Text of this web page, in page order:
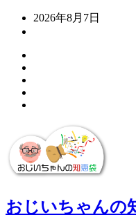
プ
2026年8月7日
おじいちゃんの